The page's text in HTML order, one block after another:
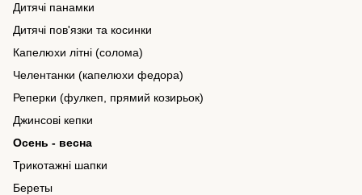
Дитячі панамки
Дитячі пов'язки та косинки
Капелюхи літні (солома)
Челентанки (капелюхи федора)
Реперки (фулкеп, прямий козирьок)
Джинсові кепки
Осень - весна
Трикотажні шапки
Береты